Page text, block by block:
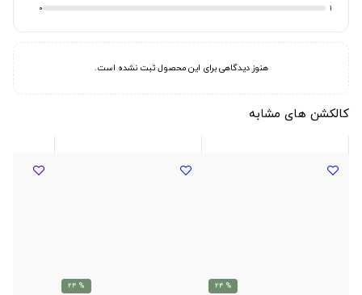
1
0
هنوز دیدگاهی برای این محصول ثبت نشده است.
کالکشن های مشابه
% 24
% 24